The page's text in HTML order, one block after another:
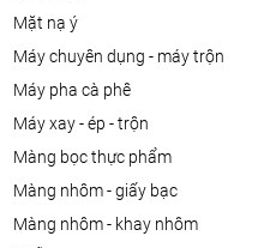
mặt nạ ý
máy chuyên dụng - máy trộn
máy pha cà phê
máy xay - ép - trộn
màng bọc thực phẩm
màng nhôm - giấy bạc
màng nhôm - khay nhôm